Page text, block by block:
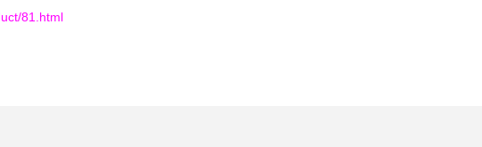
81.html